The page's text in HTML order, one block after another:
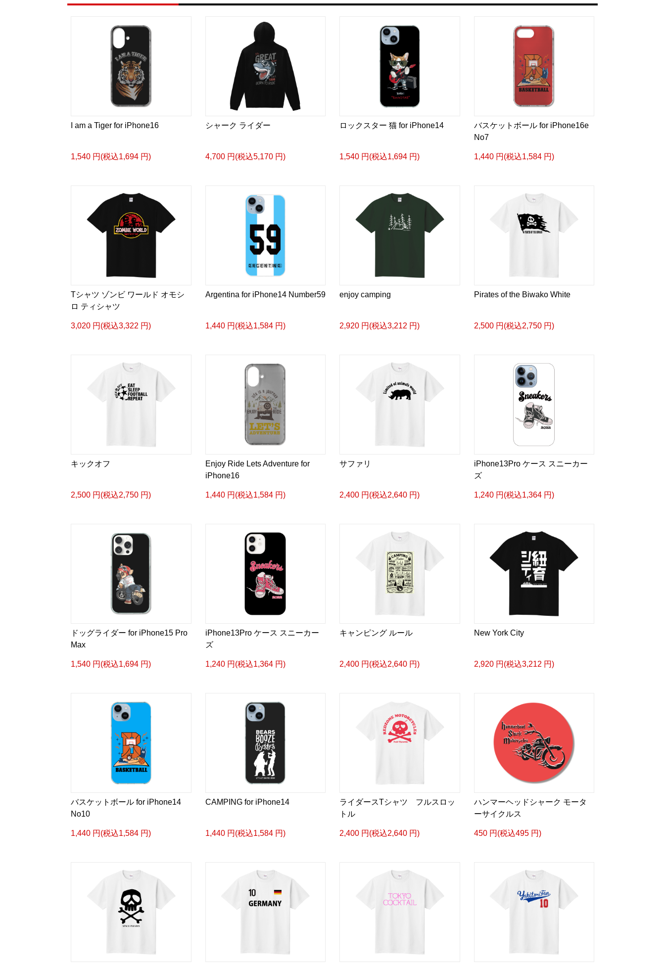
I am a Tiger for iPhone16
1,540 円(税込1,694 円)
シャーク ライダー
4,700 円(税込5,170 円)
ロックスター 猫 for iPhone14
1,540 円(税込1,694 円)
バスケットボール for iPhone16e
No7
1,440 円(税込1,584 円)
Tシャツ ゾンビ ワールド オモシ
ロ ティシャツ
3,020 円(税込3,322 円)
Argentina for iPhone14 Number59
1,440 円(税込1,584 円)
enjoy camping
2,920 円(税込3,212 円)
Pirates of the Biwako White
2,500 円(税込2,750 円)
キックオフ
2,500 円(税込2,750 円)
Enjoy Ride Lets Adventure for
iPhone16
1,440 円(税込1,584 円)
サファリ
2,400 円(税込2,640 円)
iPhone13Pro ケース スニーカー
ズ
1,240 円(税込1,364 円)
ドッグライダー for iPhone15 Pro
Max
1,540 円(税込1,694 円)
iPhone13Pro ケース スニーカー
ズ
1,240 円(税込1,364 円)
キャンピング ルール
2,400 円(税込2,640 円)
New York City
2,920 円(税込3,212 円)
バスケットボール for iPhone14
No10
1,440 円(税込1,584 円)
CAMPING for iPhone14
1,440 円(税込1,584 円)
ライダースTシャツ フルスロッ
トル
2,400 円(税込2,640 円)
ハンマーヘッドシャーク モータ
ーサイクルス
450 円(税込495 円)